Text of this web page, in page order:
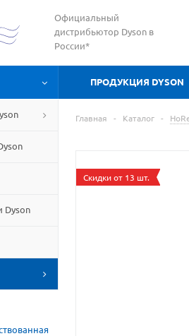
Официальный
дистрибьютор Dyson в
России*
ПРОДУКЦИЯ DYSON
Dyson
Главная - Каталог -
Скидки от 13 шт.